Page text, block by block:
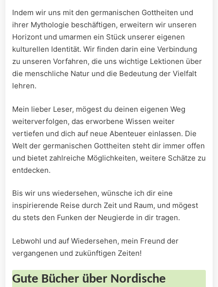
Indem wir uns mit den germanischen Gottheiten⁤ und
ihrer Mythologie beschäftigen, erweitern wir unseren
‌Horizont und ​umarmen ein Stück unserer eigenen
kulturellen⁣ Identität.‍ Wir finden⁢ darin eine Verbindung⁣
zu unseren Vorfahren, die uns wichtige Lektionen über‍
die menschliche Natur​ und die Bedeutung der ‍Vielfalt
⁣lehren.
Mein lieber Leser, mögest‌ du​ deinen ⁣eigenen‍ Weg
weiterverfolgen, das erworbene⁢ Wissen weiter
vertiefen und dich ‍auf neue Abenteuer einlassen. Die
Welt der germanischen Gottheiten steht dir‍ immer offen
und bietet zahlreiche Möglichkeiten, ⁤weitere ⁣Schätze zu
entdecken.
Bis wir uns wiedersehen, wünsche ich dir eine
inspirierende Reise durch⁣ Zeit und ⁢Raum, und mögest
du stets⁤ den‍ Funken der‌ Neugierde in dir⁤ tragen.
Lebwohl und auf Wiedersehen, mein Freund der
vergangenen und zukünftigen Zeiten!
Gute Bücher über Nordische